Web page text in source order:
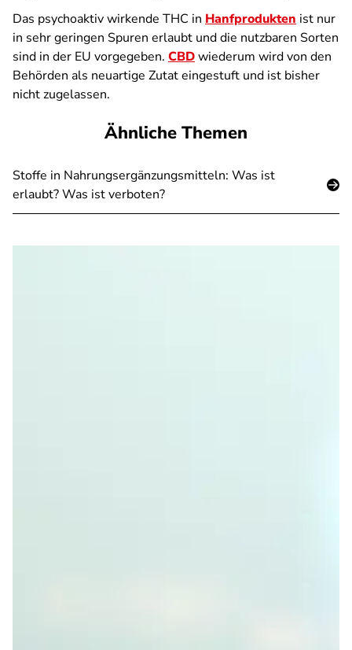
Das psychoaktiv wirkende THC in Hanfprodukten ist nur
in sehr geringen Spuren erlaubt und die nutzbaren Sorten
sind in der EU vorgegeben. CBDwiederum wird von den
Behörden als neuartige Zutat eingestuft und ist bisher
nicht zugelassen.
Ähnliche Themen
Stoffe in Nahrungsergänzungsmitteln: Was ist
erlaubt? Was ist verboten?